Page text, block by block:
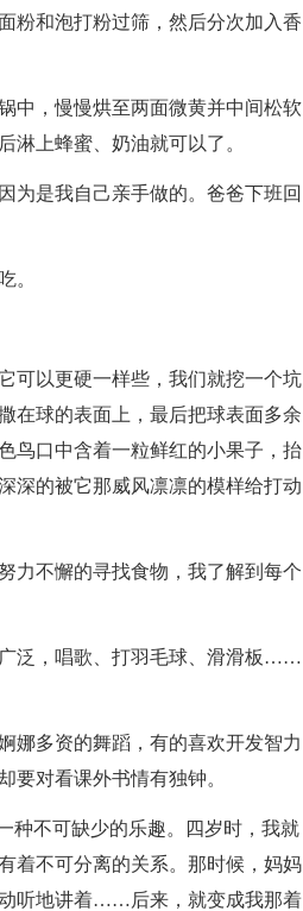
粉和泡打粉过筛，然后分次加入香
中，慢慢烘至两面微黄并中间松软
淋上蜂蜜、奶油就可以了。
为是我自己亲手做的。爸爸下班回
。
可以更硬一样些，我们就挖一个坑
在球的表面上，最后把球表面多余
鸟口中含着一粒鲜红的小果子，抬
深的被它那威风凛凛的模样给打动
力不懈的寻找食物，我了解到每个
泛，唱歌、打羽毛球、滑滑板……
娜多资的舞蹈，有的喜欢开发智力
对看课外书情有独钟。
种不可缺少的乐趣。四岁时，我就
着不可分离的关系。那时候，妈妈
听地讲着……后来，就变成我那着